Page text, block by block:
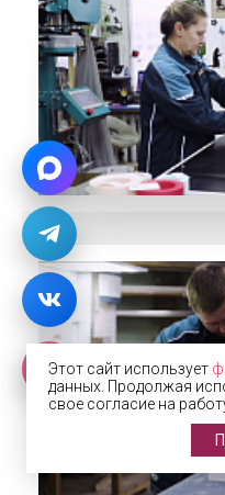
Этот сайт использует
данных. Продолжая
свое согласие на